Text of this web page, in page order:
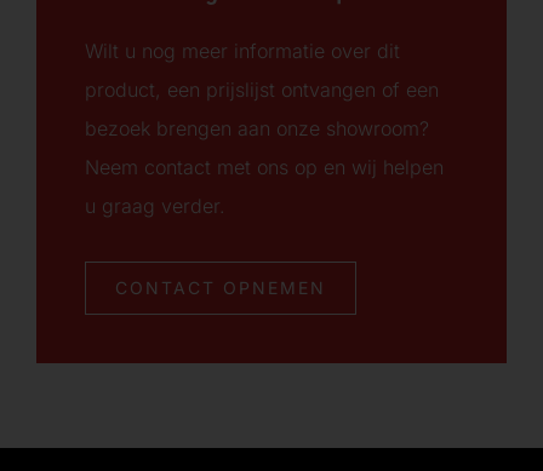
Wilt u nog meer informatie over dit
product, een prijslijst ontvangen of een
bezoek brengen aan onze showroom?
Neem contact met ons op en wij helpen
u graag verder.
CONTACT OPNEMEN